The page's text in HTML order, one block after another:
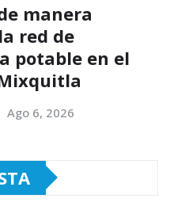
manera
red de
potable en el
Ago 6, 2026